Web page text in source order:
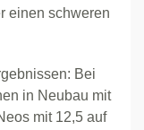
einen schweren
Bei
in Neubau mit
mit 12,5 auf